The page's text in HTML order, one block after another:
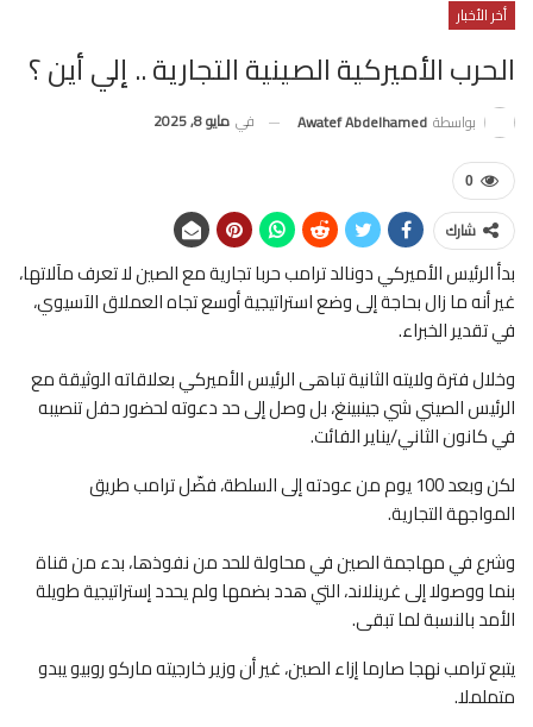
أخر الأخبار
الحرب الأميركية الصينية التجارية .. إلي أين ؟
بواسطة Awatef Abdelhamed في مايو 8, 2025
0
شارك
بدأ الرئيس الأميركي دونالد ترامب حربا تجارية مع الصين لا تعرف مآلاتها،
غير أنه ما زال بحاجة إلى وضع استراتيجية أوسع تجاه العملاق الآسيوي،
في تقدير الخبراء.
وخلال فترة ولايته الثانية تباهى الرئيس الأميركي بعلاقاته الوثيقة مع
الرئيس الصيني شي جينبينغ، بل وصل إلى حد دعوته لحضور حفل تنصيبه
في كانون الثاني/يناير الفائت.
لكن وبعد 100 يوم من عودته إلى السلطة، فضّل ترامب طريق
المواجهة التجارية.
وشرع في مهاجمة الصين في محاولة للحد من نفوذها، بدء من قناة
بنما ووصولا إلى غرينلاند، التي هدد بضمها ولم يحدد إستراتيجية طويلة
الأمد بالنسبة لما تبقى.
يتبع ترامب نهجا صارما إزاء الصين، غير أن وزير خارجيته ماركو روبيو يبدو
متململا.